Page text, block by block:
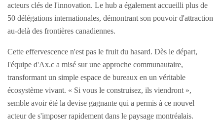
acteurs clés de l'innovation. Le hub a également accueilli plus de
50 délégations internationales, démontrant son pouvoir d'attraction
au-delà des frontières canadiennes.
Cette effervescence n'est pas le fruit du hasard. Dès le départ,
l'équipe d'Ax.c a misé sur une approche communautaire,
transformant un simple espace de bureaux en un véritable
écosystème vivant. « Si vous le construisez, ils viendront »,
semble avoir été la devise gagnante qui a permis à ce nouvel
acteur de s'imposer rapidement dans le paysage montréalais.